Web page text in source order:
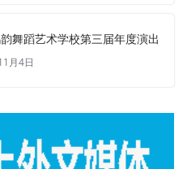
舞蹈艺术学校第三届年度演出
月4日